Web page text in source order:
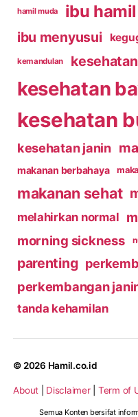
hamil muda ibu hamil
ibu menyusui
kemandulan
kesehatan
kesehatan
kesehatan janin
makanan berbahaya
makanan sehat
melahirkan normal
morning sickness
parenting
perkembangan
tanda kehamilan
© 2026 Hamil.co.id
About Disclaimer| Term of
Semua Konten bersifat